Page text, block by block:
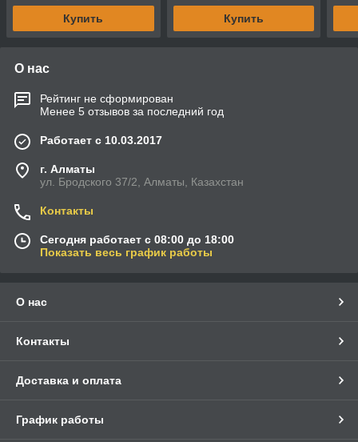
Купить Купить
О нас
Рейтинг не сформирован
Менее 5 отзывов за последний год
Работает с 10.03.2017
г. Алматы
ул. Бродского 37/2, Алматы, Казахстан
Контакты
Сегодня работает с 08:00 до 18:00
Показать весь график работы
О нас
Контакты
Доставка и оплата
График работы